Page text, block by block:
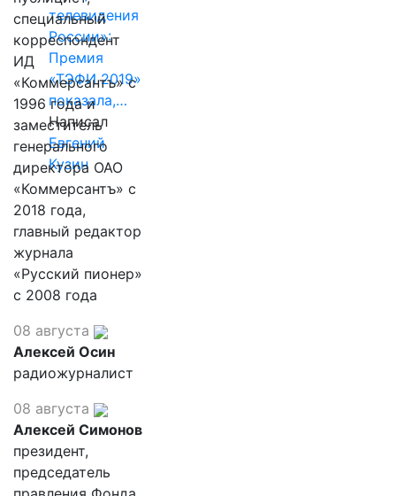
телевидения
России»:
Премия
«ТЭФИ 2019»
показала,…
Написал
Евгений
Кузин
специальный
корреспондент
ИД
«Коммерсантъ» с
1996 года и
заместитель
генерального
директора ОАО
«Коммерсантъ» с
2018 года,
главный редактор
журнала
«Русский пионер»
с 2008 года
08 августа
Алексей Осин
радиожурналист
08 августа
Алексей Симонов
президент,
председатель